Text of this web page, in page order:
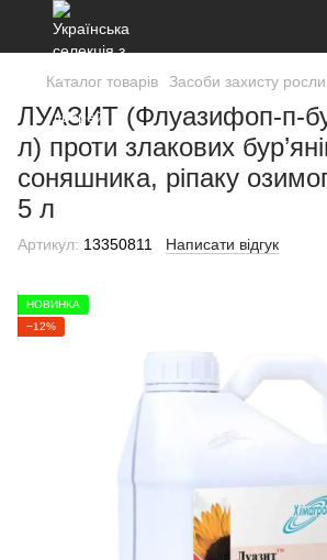
Каталог товарів Засоби захисту
ЛУАЗИТ (Флуазифоп-п-
л) проти злакових
соняшника, ріпаку
5 л
Артикул: 13350811 Написати відгук
НОВИНКА
−12%